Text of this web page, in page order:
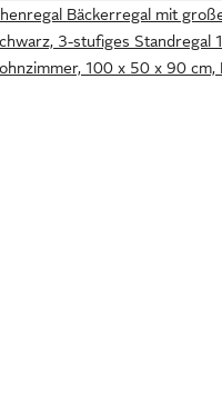
Bäckerregal mit
3-stufiges Standregal
100 x 50 x 90 cm,